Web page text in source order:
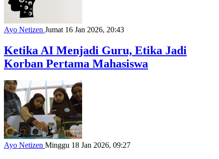
Ayo Netizen Jumat 16 Jan 2026, 20:43
Ketika AI Menjadi Guru, Etika Jadi
Korban Pertama Mahasiswa
Ayo Netizen Minggu 18 Jan 2026, 09:27